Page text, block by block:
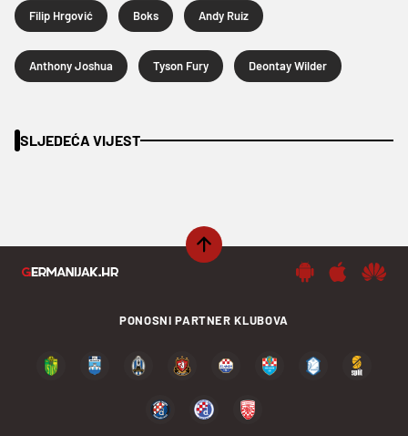
Filip Hrgović Boks Andy Ruiz
Anthony Joshua Tyson Fury Deontay Wilder
SLJEDEĆA VIJEST
PONOSNI PARTNER KLUBOVA